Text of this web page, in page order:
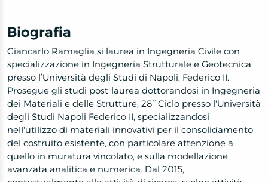
Biografia
Giancarlo Ramaglia si laurea in Ingegneria Civile con
specializzazione in Ingegneria Strutturale e Geotecnica
presso l’Università degli Studi di Napoli, Federico II.
Prosegue gli studi post-laurea dottorandosi in Ingegneria
dei Materiali e delle Strutture, 28° Ciclo presso l'Università
degli Studi Napoli Federico II, specializzandosi
nell'utilizzo di materiali innovativi per il consolidamento
del costruito esistente, con particolare attenzione a
quello in muratura vincolato, e sulla modellazione
avanzata analitica e numerica. Dal 2015,